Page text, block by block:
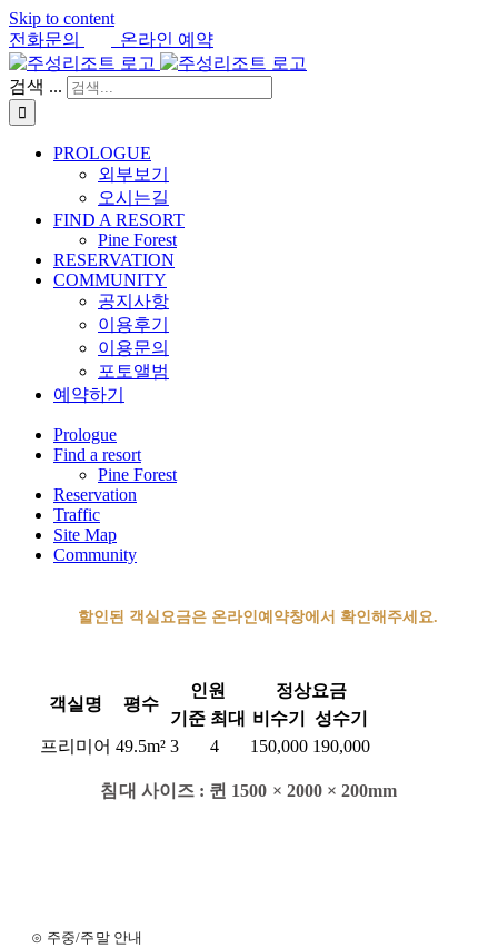
Skip to content
전화문의
온라인 예약
검색 ...
PROLOGUE
외부보기
오시는길
FIND A RESORT
Pine Forest
RESERVATION
COMMUNITY
공지사항
이용후기
이용문의
포토앨범
예약하기
Prologue
Find a resort
Pine Forest
Reservation
Traffic
Site Map
Community
할인된 객실요금은 온라인예약창에서 확인해주세요.
객실명 평수
인원
정상요금
기준 최대 비수기
성수기
프리미어 49.5m² 3 4 150,000 190,000
침대 사이즈 : 퀸 1500 × 2000 × 200mm
⊙ 주중/주말 안내